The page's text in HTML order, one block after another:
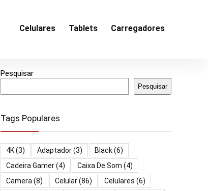
Celulares Tablets Carregadores
Pesquisar
Pesquisar
Tags Populares
4K(3) Adaptador(3) Black(6)
Cadeira Gamer(4) Caixa De Som (4)
Camera (8) Celular(86) Celulares (6)